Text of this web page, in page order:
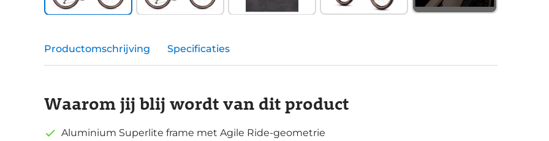
Productomschrijving Specificaties
Waarom jij blij wordt van dit product
Aluminium Superlite frame met Agile Ride-geometrie